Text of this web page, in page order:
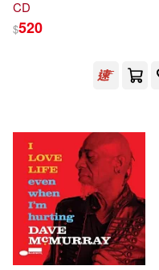
Masquerade Is Over (CD))
CD
$520